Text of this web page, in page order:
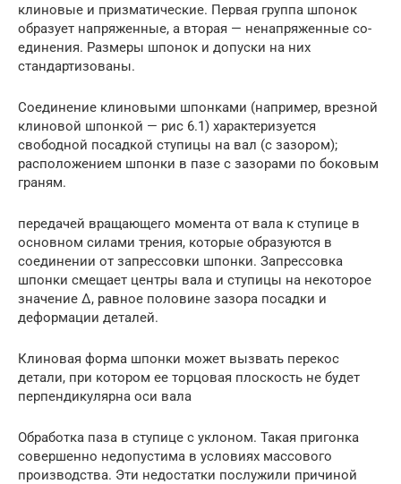
клиновые и приз­матические. Первая группа шпонок
образует напряженные, а вторая — ненапряженные со­
единения. Размеры шпонок и допуски на них
стандартизованы.
Соединение клиновыми шпонками (например, врезной
клиновой шпонкой — рис 6.1) характеризуется
свободной посадкой ступицы на вал (с зазором);
расположением шпонки в пазе с зазорами по боковым
граням.
передачей вращающего момента от вала к ступице в
основном силами трения, которые образуются в
соединении от запрессовки шпонки. Запрессовка
шпонки смещает центры вала и ступицы на некоторое
значение Δ, равное половине зазора посадки и
деформации деталей.
Клиновая форма шпонки может вызвать перекос
детали, при котором ее торцовая плоскость не будет
перпендикулярна оси вала
Обработка паза в ступице с ук­лоном. Такая пригонка
совершенно недопу­стима в условиях массового
производства. Эти недостатки послужили причиной